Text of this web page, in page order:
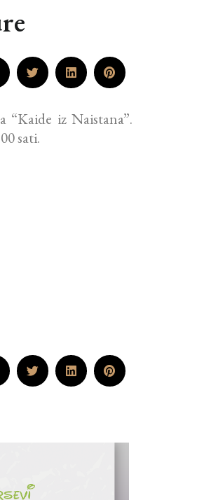
iz Naistana”.
sati.